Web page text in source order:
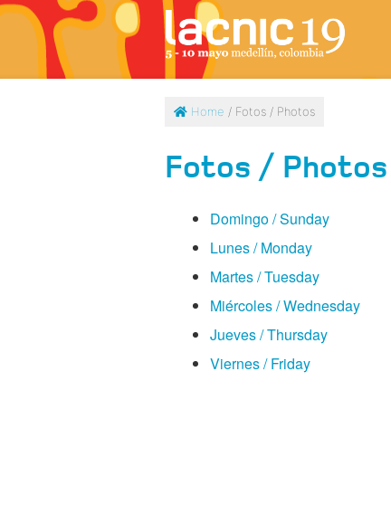
Home / Fotos / Photos
Fotos / Photos
Domingo / Sunday
Lunes / Monday
Martes / Tuesday
Miércoles / Wednesday
Jueves / Thursday
Viernes / Friday